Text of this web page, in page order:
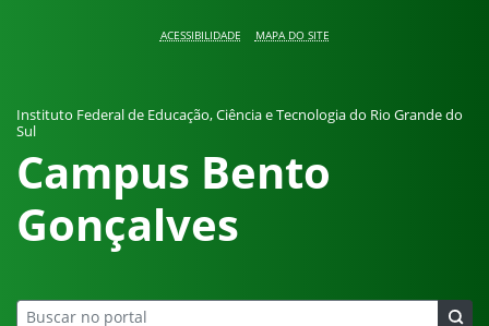
ACESSIBILIDADE MAPA DO SITE
Instituto Federal de Educação, Ciência e Tecnologia do Rio Grande do
Sul
Campus Bento
Gonçalves